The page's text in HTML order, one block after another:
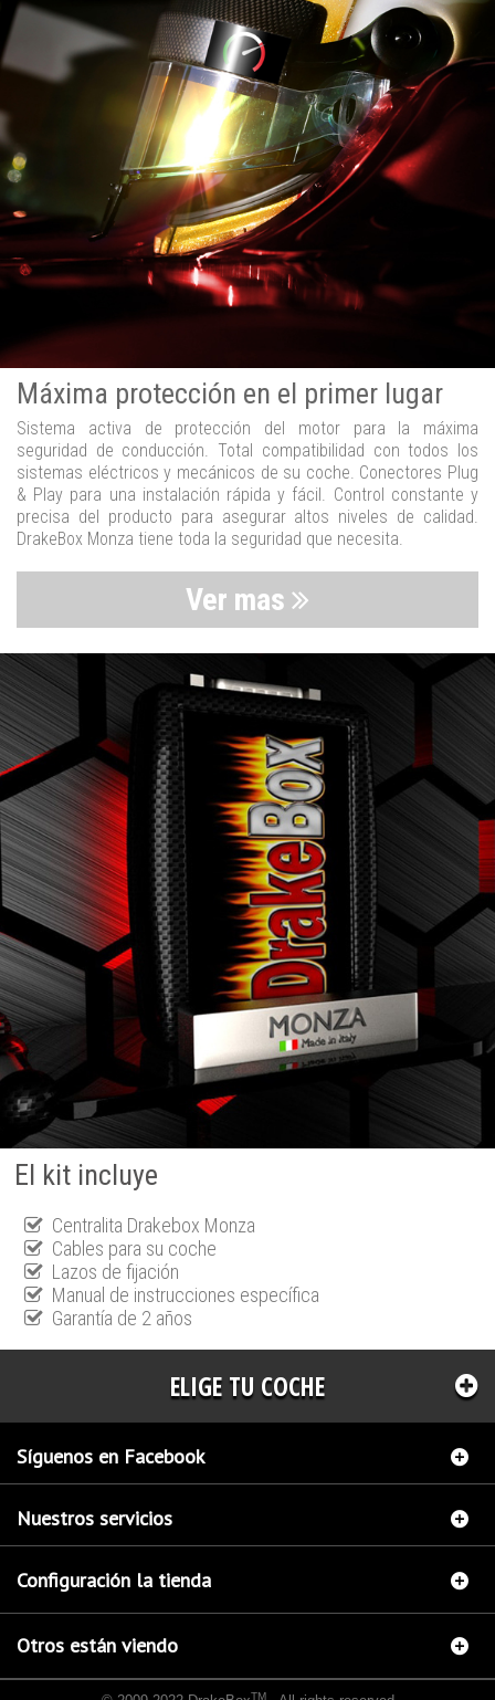
Máxima protección en el primer lugar
Sistema activa de protección del motor para la máxima
seguridad de conducción. Total compatibilidad con todos los
sistemas eléctricos y mecánicos de su coche. Conectores Plug
& Play para una instalación rápida y fácil. Control constante y
precisa del producto para asegurar altos niveles de calidad.
DrakeBox Monza tiene toda la seguridad que necesita.
Ver mas
El kit incluye
Centralita Drakebox Monza
Cables para su coche
Lazos de fijación
Manual de instrucciones específica
Garantía de 2 años
ELIGE TU COCHE
Síguenos en Facebook
Nuestros servicios
Configuración la tienda
Otros están viendo
TM